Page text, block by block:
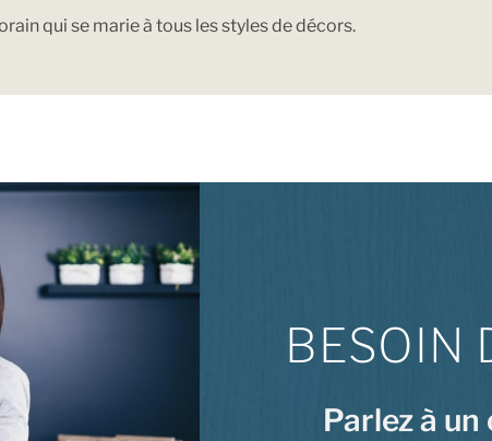
qui se marie à tous les styles de décors.
BESOIN
Parlez à